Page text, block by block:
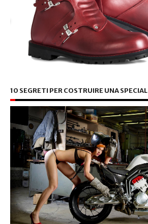
10 SEGRETI PER COSTRUIRE UNA SPECIAL